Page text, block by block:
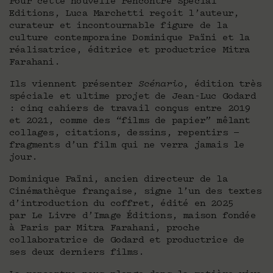
Editions, Luca Marchetti reçoit l’auteur,
curateur et incontournable figure de la
culture contemporaine Dominique Païni et la
réalisatrice, éditrice et productrice Mitra
Farahani.
Ils viennent présenter Scénario , édition très
spéciale et ultime projet de Jean-Luc Godard
: cinq cahiers de travail conçus entre 2019
et 2021, comme des “films de papier” mêlant
collages, citations, dessins, repentirs —
fragments d’un film qui ne verra jamais le
jour.
Dominique Païni, ancien directeur de la
Cinémathèque française, signe l’un des textes
d’introduction du coffret, édité en 2025
par Le Livre d’Image Éditions, maison fondée
à Paris par Mitra Farahani, proche
collaboratrice de Godard et productrice de
ses deux derniers films.